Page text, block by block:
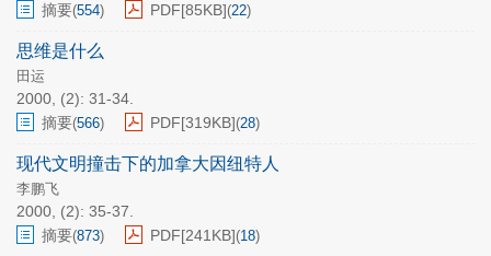
摘要(554) PDF[85KB](22)
思维是什么
田运
2000, (2): 31-34.
摘要(566) PDF[319KB](28)
现代文明撞击下的加拿大因纽特人
李鹏飞
2000, (2): 35-37.
摘要(873) PDF[241KB](18)